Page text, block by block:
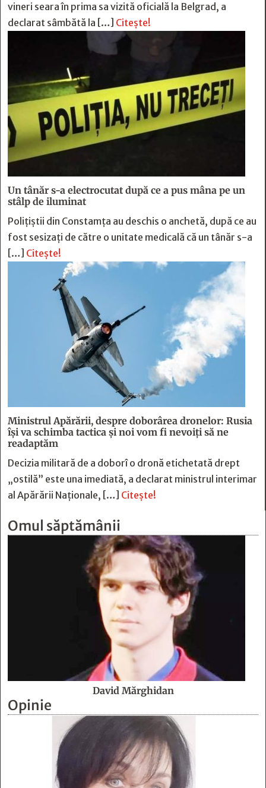
vineri seara în prima sa vizită oficială la Belgrad, a
declarat sâmbătă la […] Citește!
Un tânăr s-a electrocutat după ce a pus mâna pe un
stâlp de iluminat
Poliţiştii din Constamţa au deschis o anchetă, după ce au
fost sesizaţi de către o unitate medicală că un tânăr s-a
[…] Citește!
Ministrul Apărării, despre doborârea dronelor: Rusia
îşi va schimba tactica şi noi vom fi nevoiţi să ne
readaptăm
Decizia militară de a doborî o dronă etichetată drept
„ostilă” este una imediată, a declarat ministrul interimar
al Apărării Naţionale, […] Citește!
Omul săptămânii
David Mărghidan
Opinie